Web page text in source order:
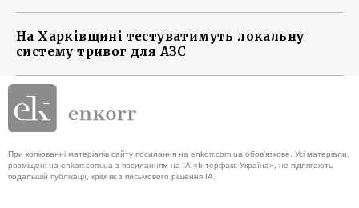
На Харківщині тестуватимуть локальну
систему тривог для АЗС
При копіюванні матеріалів сайту посилання на enkorr.com.ua обов'язкове. Усі матеріали,
розміщені на enkorr.com.ua з посиланням на ІА «Інтерфакс-Україна», не підлягають
подальшій публікації, крім як з письмового рішення ІА.